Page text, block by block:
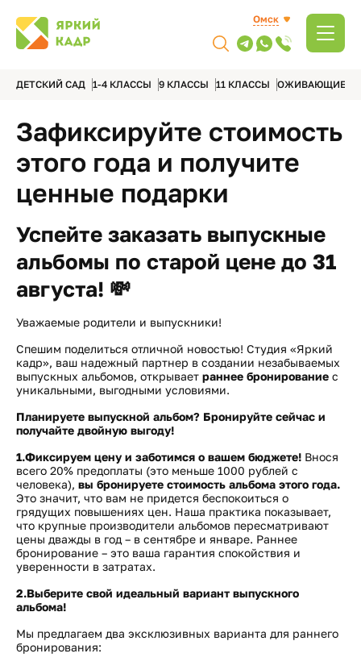
Омск
ДЕТСКИЙ САД 1-4 КЛАССЫ 9 КЛАССЫ 11 КЛАССЫ ОЖИВАЮЩИЕ
Зафиксируйте стоимость
этого года и получите
ценные подарки
Успейте заказать выпускные
альбомы по старой цене до 31
августа! 💸
Уважаемые родители и выпускники!
Спешим поделиться отличной новостью! Студия «Яркий
кадр», ваш надежный партнер в создании незабываемых
выпускных альбомов, открывает раннее бронирование с
уникальными, выгодными условиями.
Планируете выпускной альбом? Бронируйте сейчас и
получайте двойную выгоду!
1.Фиксируем цену и заботимся о вашем бюджете! Внося
всего 20% предоплаты (это меньше 1000 рублей с
человека), вы бронируете стоимость альбома этого года.
Это значит, что вам не придется беспокоиться о
грядущих повышениях цен. Наша практика показывает,
что крупные производители альбомов пересматривают
цены дважды в год – в сентябре и январе. Раннее
бронирование – это ваша гарантия спокойствия и
уверенности в затратах.
2.Выберите свой идеальный вариант выпускного
альбома!
Мы предлагаем два эксклюзивных варианта для раннего
бронирования: